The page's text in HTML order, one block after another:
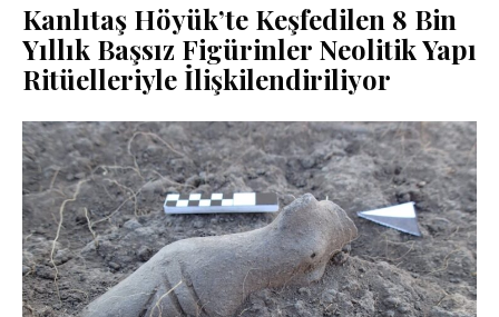
Kanlıtaş Höyük’te Keşfedilen 8 Bin
Yıllık Başsız Figürinler Neolitik Yapı
Ritüelleriyle İlişkilendiriliyor